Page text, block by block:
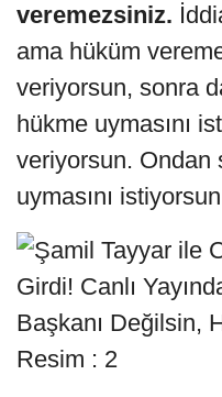
veremezsiniz.
ama hüküm
veriyorsun, sonra
hükme uymasını
veriyorsun. Ondan
uymasını